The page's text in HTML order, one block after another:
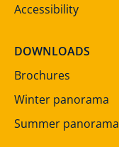
Accessibility
DOWNLOADS
Brochures
Winter panorama
Summer panorama